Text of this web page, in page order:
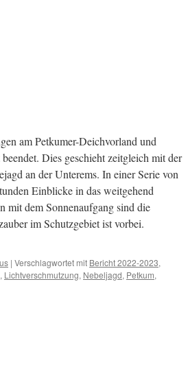
am Petkumer-Deichvorland und
Dies geschieht zeitgleich mit der
an der Unterems. In einer Serie von
Einblicke in das weitgehend
mit dem Sonnenaufgang sind die
im Schutzgebiet ist vorbei.
| Verschlagwortet mit Bericht 2022-2023,
, Lichtverschmutzung, Nebeljagd, Petkum,